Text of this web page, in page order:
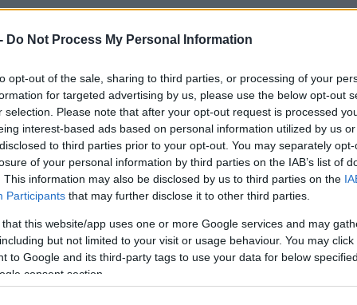
Do Not Process My Personal Information
opt-out of the sale, sharing to third parties, or processing of your
for targeted advertising by us, please use the below opt-out
selection. Please note that after your opt-out request is processed
interest-based ads based on personal information utilized by us
to third parties prior to your opt-out. You may separately
of your personal information by third parties on the IAB’s list of
This information may also be disclosed by us to third parties on the
Participants that may further disclose it to other third parties.
that this website/app uses one or more Google services and may
but not limited to your visit or usage behaviour. You may
to Google and its third-party tags to use your data for below
consent section.
της ΕΚΤ πλέον στην
της πολιτικής, καθώς
όσο αφορά την πορεία του
έχει αλλάξει, οι κίνδυνοι της
όσο αφορά την αμέσως επόμενη περίοδο.
08:31
08:25
08:11